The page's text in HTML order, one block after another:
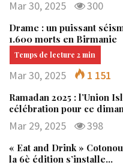
Mar 30, 2025 300
Drame : un puissant
1.600 morts en Birmanie
Mar 30, 2025 1 151
Ramadan 2025 : l’Union
célébration pour ce
Mar 29, 2025 398
« Eat and Drink »
la 6è édition s’installe…